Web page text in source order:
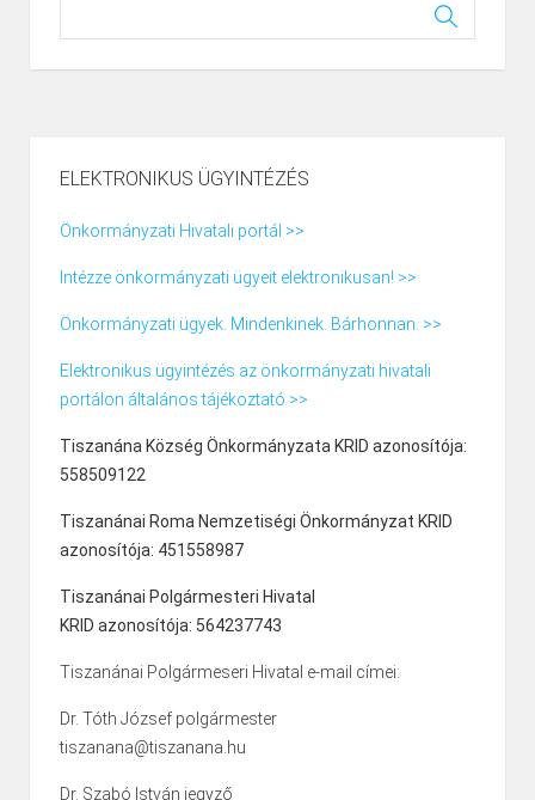
ELEKTRONIKUS ÜGYINTÉZÉS
Önkormányzati Hivatali portál >>
Intézze önkormányzati ügyeit elektronikusan! >>
Önkormányzati ügyek. Mindenkinek. Bárhonnan. >>
Elektronikus ügyintézés az önkormányzati hivatali
portálon általános tájékoztató >>
Tiszanána Község Önkormányzata KRID azonosítója:
558509122
Tiszanánai Roma Nemzetiségi Önkormányzat KRID
azonosítója: 451558987
Tiszanánai Polgármesteri Hivatal
KRID azonosítója: 564237743
Tiszanánai Polgármeseri Hivatal e-mail címei:
Dr. Tóth József polgármester
tiszanana@tiszanana.hu
Dr. Szabó István jegyző